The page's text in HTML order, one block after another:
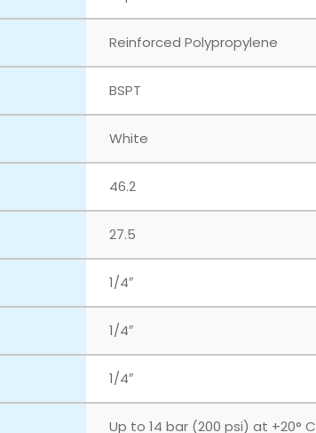
Reinforced Polypropylene
BSPT
White
46.2
27.5
1/4″
1/4″
1/4″
Up to 14 bar (200 psi) at +20° C